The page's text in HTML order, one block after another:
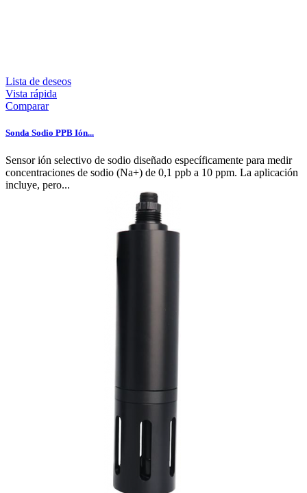
Lista de deseos
Vista rápida
Comparar
Sonda Sodio PPB Ión...
Sensor ión selectivo de sodio diseñado específicamente para medir
concentraciones de sodio (Na+) de 0,1 ppb a 10 ppm. La aplicación
incluye, pero...